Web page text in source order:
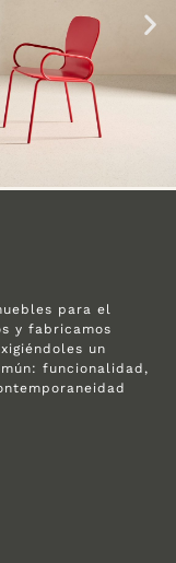
para el
y fabricamos
un
funcionalidad,